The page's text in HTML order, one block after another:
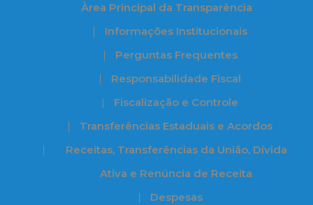
Àrea Principal da Transparência
Informações Institucionais
Perguntas Frequentes
Responsabilidade Fiscal
Fiscalização e Controle
Transferências Estaduais e Acordos
Receitas, Transferências da União, Dívida
Ativa e Renúncia de Receita
Despesas